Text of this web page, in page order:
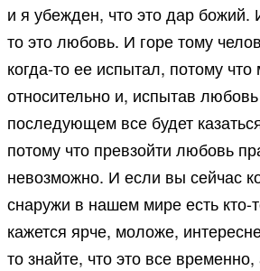
и я убежден, что это дар божий.
то это любовь. И горе тому
когда-то ее испытал, потому
относительно и, испытав
последующем все будет
потому что превзойти любовь
невозможно. И если вы сейчас
снаружи в нашем мире есть кто-
кажется ярче, моложе,
то знайте, что это все